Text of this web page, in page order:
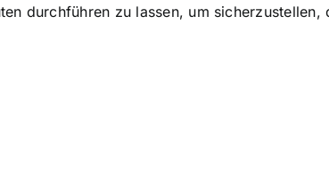
durchführen zu lassen, um